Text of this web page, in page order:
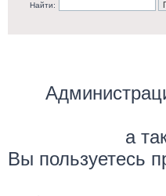
Найти:
а
Вы пользуетесь